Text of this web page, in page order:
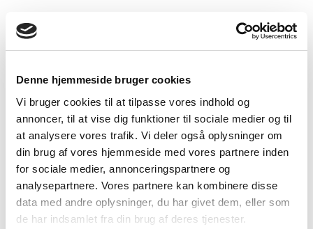
Denne hjemmeside bruger cookies
Vi bruger cookies til at tilpasse vores indhold og
annoncer, til at vise dig funktioner til sociale medier og til
at analysere vores trafik. Vi deler også oplysninger om
din brug af vores hjemmeside med vores partnere inden
for sociale medier, annonceringspartnere og
analysepartnere. Vores partnere kan kombinere disse
data med andre oplysninger, du har givet dem, eller som
de har indsamlet fra din brug af deres tjenester.
129,00kr.
Tilføj til kurv